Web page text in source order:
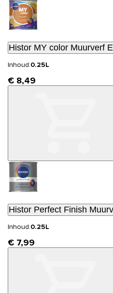
Histor MY color Muurverf
Inhoud:0.25L
€ 8,49
Histor Perfect Finish
Inhoud:0.25L
€ 7,99